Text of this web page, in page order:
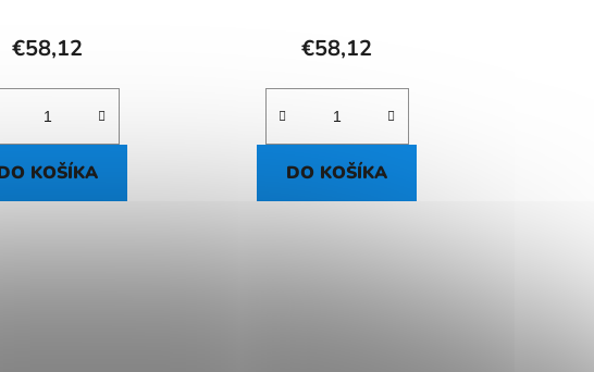
€58,12
KOŠÍKA
€58,12
DO KOŠÍKA